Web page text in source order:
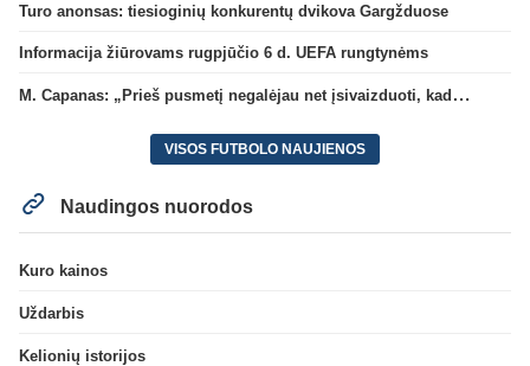
Turo anonsas: tiesioginių konkurentų dvikova Gargžduose
Informacija žiūrovams rugpjūčio 6 d. UEFA rungtynėms
M. Capanas: „Prieš pusmetį negalėjau net įsivaizduoti, kad žaisime prieš „Hajduk“
VISOS FUTBOLO NAUJIENOS
Naudingos nuorodos
Kuro kainos
Uždarbis
Kelionių istorijos